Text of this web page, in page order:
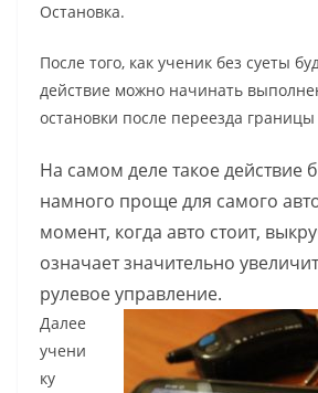
Остановка.
После того, как ученик без суеты
действие можно начинать
остановки после переезда
На самом деле такое действие
намного проще для самого
момент, когда авто стоит,
означает значительно
рулевое управление.
Далее
учени
ку